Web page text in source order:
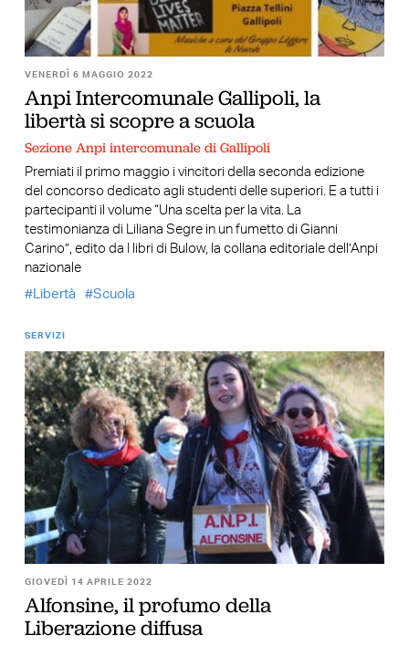
VENERDÌ 6 MAGGIO 2022
Anpi Intercomunale Gallipoli, la
libertà si scopre a scuola
Sezione Anpi intercomunale di Gallipoli
Premiati il primo maggio i vincitori della seconda edizione
del concorso dedicato agli studenti delle superiori. E a tutti i
partecipanti il volume “Una scelta per la vita. La
testimonianza di Liliana Segre in un fumetto di Gianni
Carino”, edito da I libri di Bulow, la collana editoriale dell’Anpi
nazionale
Libertà
Scuola
SERVIZI
GIOVEDÌ 14 APRILE 2022
Alfonsine, il profumo della
Liberazione diffusa